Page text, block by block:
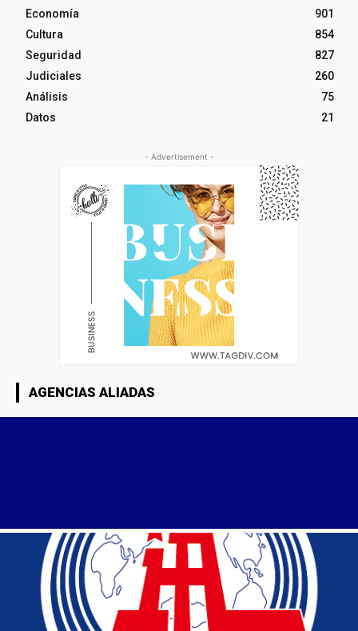
Economía
901
Cultura
854
Seguridad
827
Judiciales
260
Análisis
75
Datos
21
- Advertisement -
AGENCIAS ALIADAS